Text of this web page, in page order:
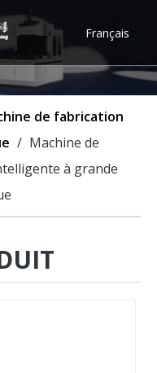
Français
Türk dili
ไทย
Deutsch
Português
Pусский
de fabrication
/ Machine de
à grande